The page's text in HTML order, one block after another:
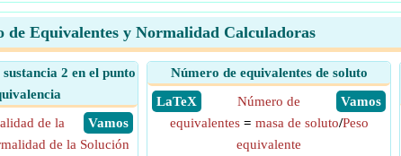
de Equivalentes y Normalidad Calculadoras
2 en el punto
​ Vamos
de la
de la Solución
Número de equivalentes de soluto
​ LaTeX
​ Vamos
Número de
equivalentes= masa de soluto/Peso
equivalente